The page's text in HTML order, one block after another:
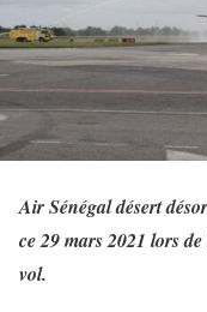
Air Sénégal désert
ce 29 mars 2021 lors
vol.